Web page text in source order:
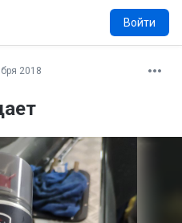
Войти
2018